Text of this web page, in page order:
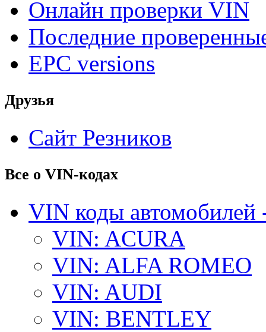
Онлайн проверки VIN
Последние
EPC versions
Друзья
Сайт Резников
Все о VIN-кодах
VIN коды автомобилей
VIN: ACURA
VIN: ALFA ROMEO
VIN: AUDI
VIN: BENTLEY